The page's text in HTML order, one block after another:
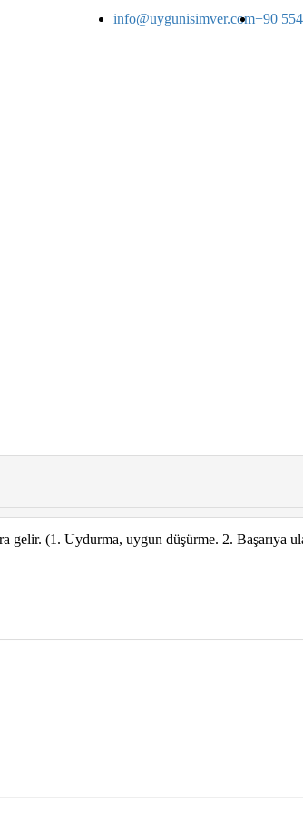
info@uygunisimver.com+90
(1. Uydurma, uygun düşürme. 2. Başarıya